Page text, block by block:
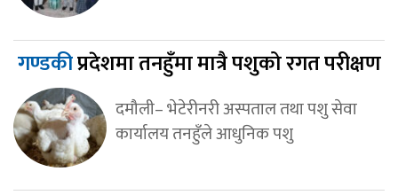
गण्डकीप्रदेशमा तनहुँमा मात्रै पशुको रगत परीक्षण
दमौली– भेटेरीनरी अस्पताल तथा पशु सेवा
कार्यालय तनहुँले आधुनिक पशु